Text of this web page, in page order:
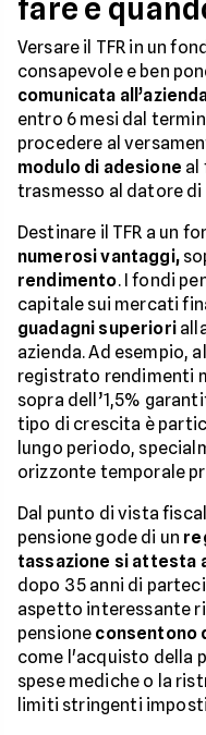
fare e
Versare il TFR in un
consapevole e ben
comunicata
entro 6 mesi dal
procedere al
modulo di adesione al
trasmesso al datore di
Destinare il TFR a un
numerosi vantaggi,
rendimento. I fondi
capitale sui mercati
guadagni superiori
azienda. Ad esempio,
registrato rendimenti
sopra dell’1,5%
tipo di crescita è
lungo periodo,
orizzonte temporale
Dal punto di vista
pensione gode di un
tassazione si attesta
dopo 35 anni di
aspetto interessante
pensione consentono
come l'acquisto della
spese mediche o la
limiti stringenti